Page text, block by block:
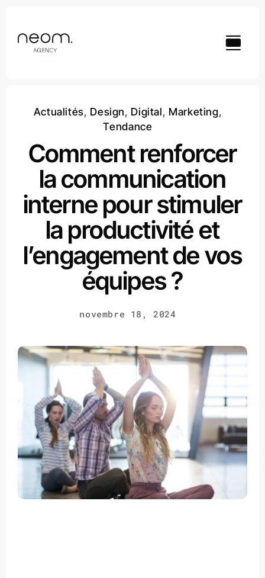
contenu
Actualités, Design, Digital, Marketing,
Tendance
Comment renforcer
la communication
interne pour stimuler
la productivité et
l’engagement de vos
équipes ?
novembre 18, 2024